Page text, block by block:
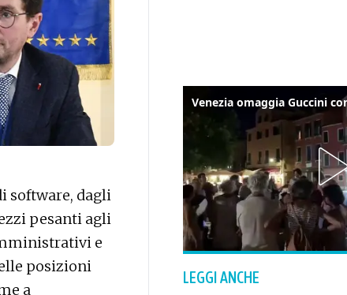
software, dagli
pesanti agli
e
posizioni
a
LEGGI ANCHE